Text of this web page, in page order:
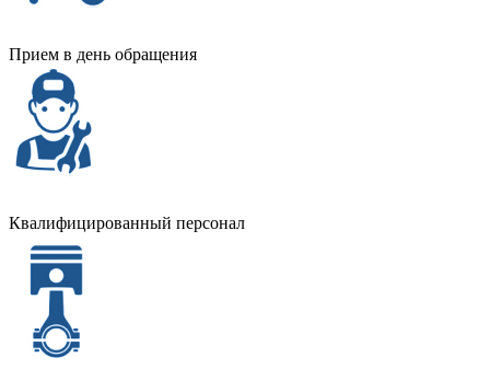
Прием в день обращения
Квалифицированный персонал